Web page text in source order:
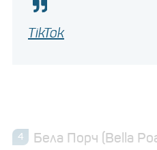
TikTok
Бела Порч (Bella